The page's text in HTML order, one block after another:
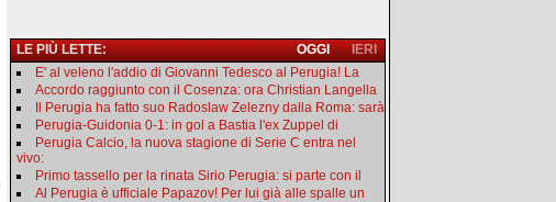
LE PIÙ LETTE: IERI
OGGI
E' al veleno l'addio di Giovanni Tedesco al Perugia! La
Accordo raggiunto con il Cosenza: ora Christian Langella
Il Perugia ha fatto suo Radoslaw Zelezny dalla Roma: sarà
Perugia-Guidonia 0-1: in gol a Bastia l'ex Zuppel di
Perugia Calcio, la nuova stagione di Serie C entra nel
vivo:
Primo tassello per la rinata Sirio Perugia: si parte con il
Al Perugia è ufficiale Papazov! Per lui già alle spalle un